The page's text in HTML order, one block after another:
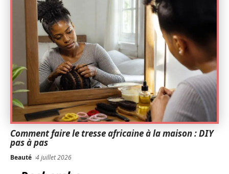
Comment faire le tresse africaine à la maison : DIY
pas à pas
Beauté 4 juillet 2026